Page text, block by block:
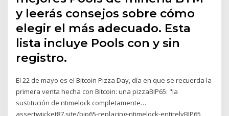
y leerás consejos sobre cómo
elegir el más adecuado. Esta
lista incluye Pools con y sin
registro.
El 22 de mayo es el Bitcoin Pizza Day, día en que se recuerda la
primera venta hecha con Bitcoin: una pizzaBIP65: "la
sustitución de ntimelock completamente…